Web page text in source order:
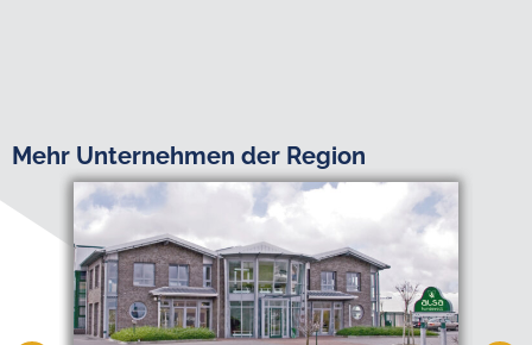
Mehr Unternehmen der Region